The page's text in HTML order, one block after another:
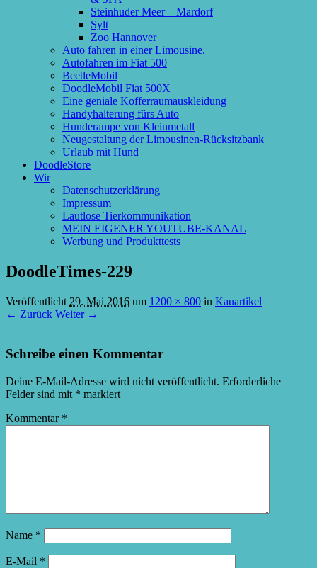
Steinhuder Meer – Mardorf
Sylt
Zoo Hannover
Auto fahren in einer Limousine.
Autofahren im Fiat 500
BeetleMobil
DoodleMobil Fiat 500X
Eine geniale Kofferraumauskleidung
Handyhalterung fürs Auto
Hunderampe von Kleinmetall
Neugestaltung der Limousinen-Rücksitzbank
Urlaub mit Hund
DoodleStore
Wir
Datenschutzerklärung
Impressum
Lautlose Tierkommunikation
MEIN EIGENER YOUTUBE-KANAL
Werbung und Produkttests
DoodleTimes-229
Veröffentlicht 29. Mai 2016 um 1200 × 800 in Kauartikel
← Zurück Weiter →
Schreibe einen Kommentar
Deine E-Mail-Adresse wird nicht veröffentlicht. Erforderliche
Felder sind mit * markiert
Kommentar *
Name *
E-Mail *